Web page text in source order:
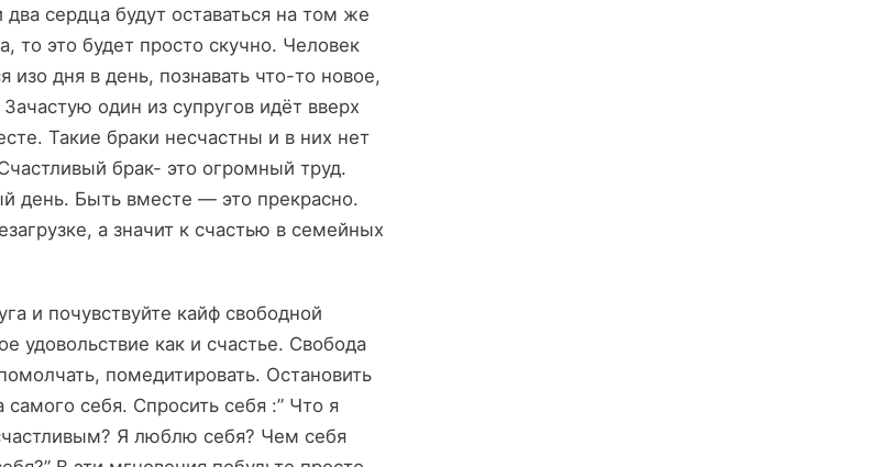
сердца будут оставаться на том же
то это будет просто скучно. Человек
изо дня в день, познавать что-то новое,
один из супругов идёт вверх
Такие браки несчастны и в них нет
брак- это огромный труд.
день. Быть вместе — это прекрасно.
а значит к счастью в семейных
и почувствуйте кайф свободной
как и счастье. Свобода
помедитировать. Остановить
себя. Спросить себя :” Что я
Я люблю себя? Чем себя